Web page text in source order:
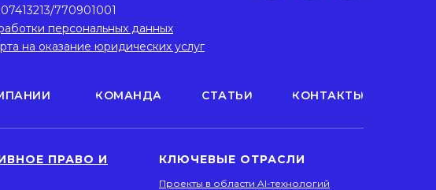
КОМАНДА СТАТЬИ КОНТАКТЫ
770901001
персональных данных
на оказание юридических услуг
ПРАВО И
КЛЮЧЕВЫЕ ОТРАСЛИ
Проекты в области AI-технологий